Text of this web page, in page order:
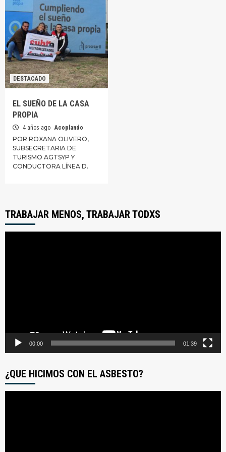
DESTACADO
EL SUEÑO DE LA CASA
PROPIA
4 años ago Acoplando
POR ROXANA OLIVERO,
SUBSECRETARIA DE
TURISMO AGTSYP Y
CONDUCTORA LÍNEA D.
TRABAJAR MENOS, TRABAJAR TODXS
00:00 01:39
¿QUE HICIMOS CON EL ASBESTO?